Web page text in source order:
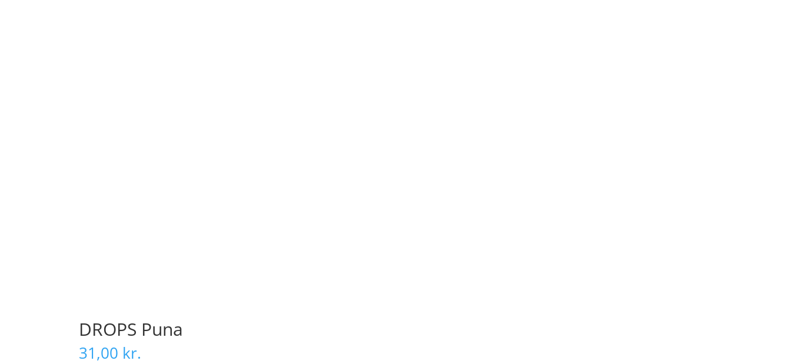
DROPS Puna
31,00 kr.